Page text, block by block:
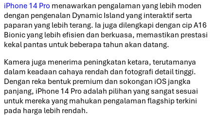
iPhone 14 Pro menawarkan pengalaman yang lebih moden
dengan pengenalan Dynamic Island yang interaktif serta
paparan yang lebih terang. Ia juga dilengkapi dengan cip A16
Bionic yang lebih efisien dan berkuasa, memastikan prestasi
kekal pantas untuk beberapa tahun akan datang.
Kamera juga menerima peningkatan ketara, terutamanya
dalam keadaan cahaya rendah dan fotografi detail tinggi.
Dengan reka bentuk premium dan sokongan iOS jangka
panjang, iPhone 14 Pro adalah pilihan yang sangat sesuai
untuk mereka yang mahukan pengalaman flagship terkini
pada harga lebih rendah.